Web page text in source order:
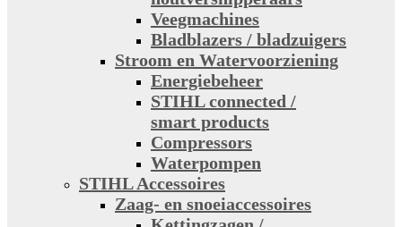
Veegmachines
Bladblazers / bladzuigers
Stroom en Watervoorziening
Energiebeheer
STIHL connected /
smart products
Compressors
Waterpompen
STIHL Accessoires
Zaag- en snoeiaccessoires